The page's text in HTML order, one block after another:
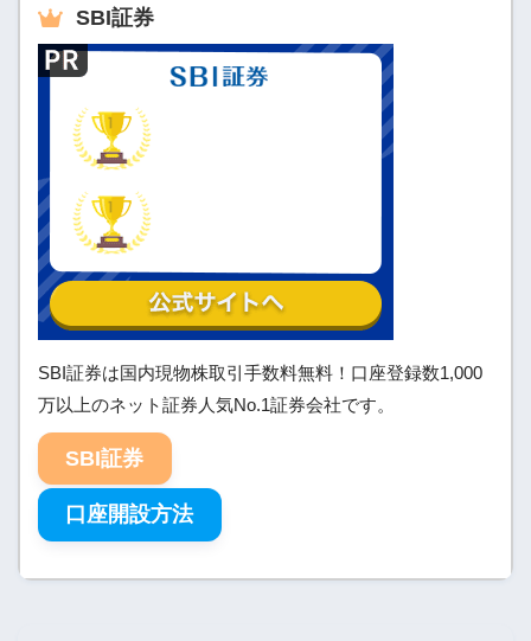
SBI証券
SBI証券は国内現物株取引手数料無料！口座登録数1,000
万以上のネット証券人気No.1証券会社です。
SBI証券
口座開設方法